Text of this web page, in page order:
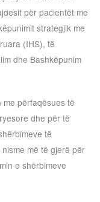
për pacientët me
strategjik me
(IHS), të
dhe Bashkëpunim
përfaqësues të
dhe për të
të
më të gjerë për
e shërbimeve